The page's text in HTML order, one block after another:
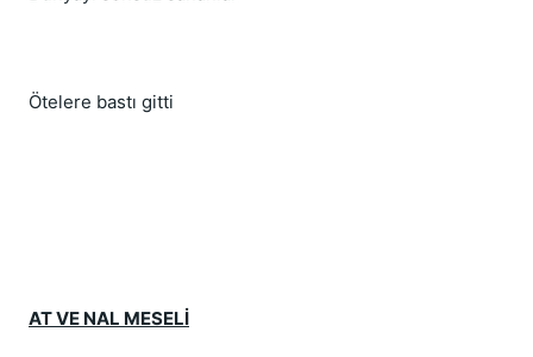
Ötelere bastı gitti
AT VE NAL MESELİ